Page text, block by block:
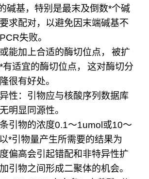
碱基，特别是最末及倒数*个碱
求配对，以避免因末端碱基不
PCR失败。
能加上合适的酶切位点，
被扩
*有适宜的酶切位点，
这对酶切分
很有好处。
性：引物应与核酸序列数据库
明显同源性。
引物的浓度0.1～1umol 或10～
*引物量产生所需要的结果为
偏高会引起错配和非特异性扩
引物之间形成二聚体的机会。